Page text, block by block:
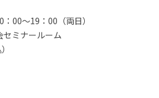
00～19：00（両日）
ミナールーム